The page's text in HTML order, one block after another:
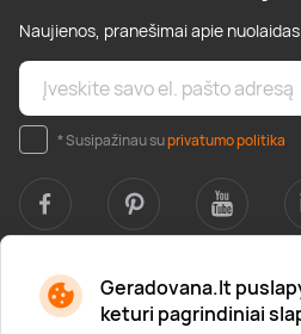
Geradovana.lt
keturi pagrindiniai
Naujienos, pranešimai apie
* Susipažinau suprivatumo politika
Apie mus